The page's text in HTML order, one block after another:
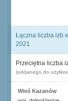
Łączna liczba izb
2021
Przeciętna liczba
(oddanego do
Wieś Kazanów